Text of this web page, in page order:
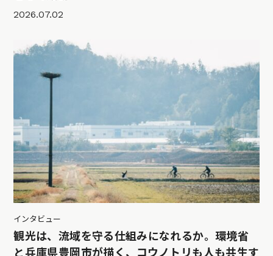
2026.07.02
インタビュー
観光は、流域を守る仕組みになれるか。環境省
と兵庫県豊岡市が描く、コウノトリも人も共生す